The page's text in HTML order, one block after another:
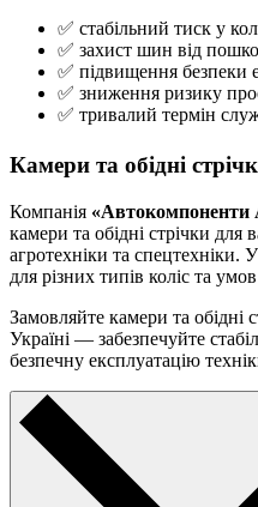
✅ стабільний тиск у
✅ захист шин від
✅ підвищення безпеки
✅ зниження ризику
✅ тривалий термін
Камери та обідні
Компанія
камери та обідні стрічки для
агротехніки та спецтехніки.
для різних типів коліс та
Замовляйте камери та обідні
Україні — забезпечуйте
безпечну експлуатацію